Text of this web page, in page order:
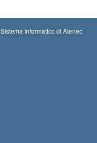
Sistema Informatico di Ateneo